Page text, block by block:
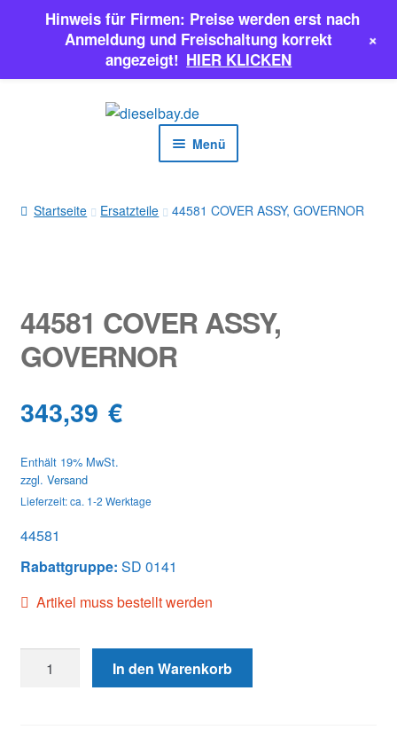
Menü
SALE
Classic Parts
Startseite Ersatzteile 44581 COVER ASSY, GOVERNOR
44581 COVER ASSY,
GOVERNOR
343,39 €
Enthält 19% MwSt.
zzgl. Versand
Lieferzeit: ca. 1-2 Werktage
44581
Rabattgruppe: SD 0141
Artikel muss bestellt werden
COVER
In den Warenkorb
Hinweis für Firmen: Preise werden erst nach
Anmeldung und Freischaltung korrekt
angezeigt! HIER KLICKEN
+